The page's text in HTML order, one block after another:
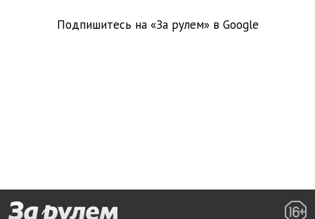
Подпишитесь на «За рулем» в Google